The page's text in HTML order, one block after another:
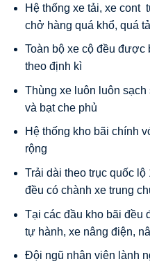
Hệ thống xe tải, xe cont
chở hàng quá khổ, quá
Toàn bộ xe cộ đều được
theo định kì
Thùng xe luôn luôn
và bạt che phủ
Hệ thống kho bãi chính
rộng
Trải dài theo trục quốc
đều có chành xe trung
Tại các đầu kho bãi đều
tự hành, xe nâng điện,
Đội ngũ nhân viên lành